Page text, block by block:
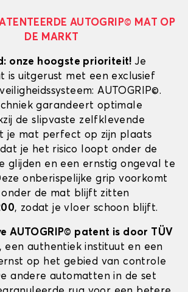
AUTOGRIP© MAT OP
DE MARKT
onze hoogste prioriteit!Je
is uitgerust met een exclusief
AUTOGRIP©.
garandeert optimale
de slipvaste zelfklevende
je mat perfect op zijn plaats
je het risico loopt onder de
glijden en een ernstig ongeval te
onberispelijke grip voorkomt
de mat blijft zitten
, zodat je vloer schoon blijft.
AUTOGRIP© patent is door TÜV
, een authentiek instituut en een
op het gebied van controle
andere automatten in de set